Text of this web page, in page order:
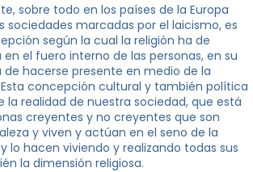
sobre todo en los países de la Europa
sociedades marcadas por el laicismo, es
según la cual la religión ha de
el fuero interno de las personas, en su
hacerse presente en medio de la
concepción cultural y también política
la realidad de nuestra sociedad, que está
creyentes y no creyentes que son
y viven y actúan en el seno de la
lo hacen viviendo y realizando todas sus
la dimensión religiosa.